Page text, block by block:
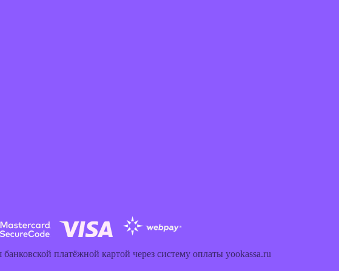
платёжной картой через систему оплаты yookassa.ru